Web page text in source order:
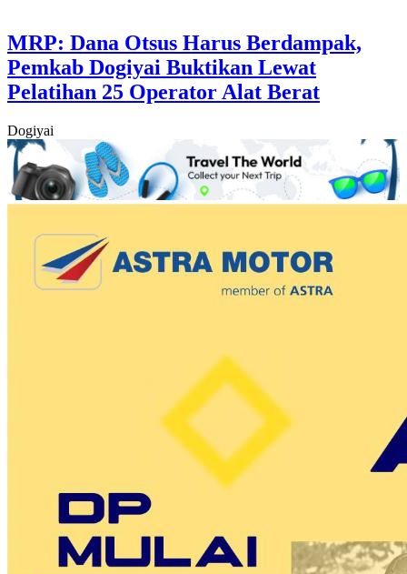
MRP: Dana Otsus Harus Berdampak,
Pemkab Dogiyai Buktikan Lewat
Pelatihan 25 Operator Alat Berat
Dogiyai